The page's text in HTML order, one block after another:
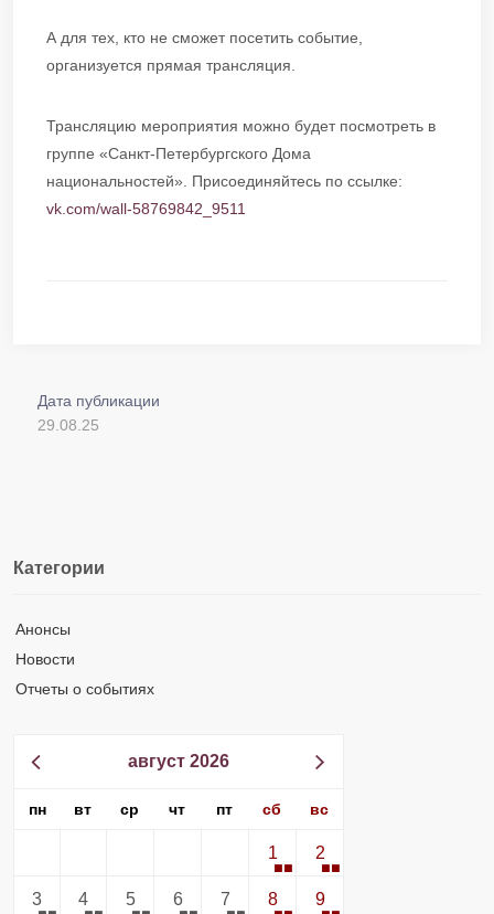
А для тех, кто не сможет посетить событие,
организуется прямая трансляция.
Трансляцию мероприятия можно будет посмотреть в
группе «Санкт-Петербургского Дома
национальностей». Присоединяйтесь по ссылке:
vk.com/wall-58769842_9511
Дата публикации
29.08.25
Категории
Анонсы
Новости
Отчеты о событиях
август 2026
пн вт ср чт пт сб вс
1 2
3 4 5 6 7 8 9